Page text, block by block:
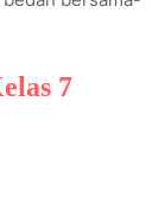
7